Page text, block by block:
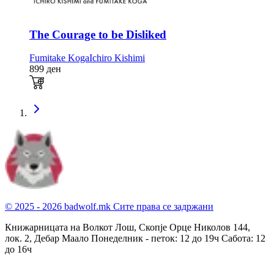
The Courage to be Disliked
Fumitake KogaIchiro Kishimi
899 ден
© 2025 - 2026 badwolf.mk Сите права се задржани
Книжарницата на Волкот Лош, Скопје Орце Николов 144,
лок. 2, Дебар Маало Понеделник - петок: 12 до 19ч Сабота: 12
до 16ч